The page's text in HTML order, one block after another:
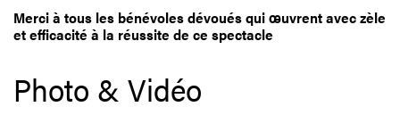
Merci à tous les bénévoles dévoués qui œuvrent avec zèle
et efficacité à la réussite de ce spectacle
Photo & Vidéo